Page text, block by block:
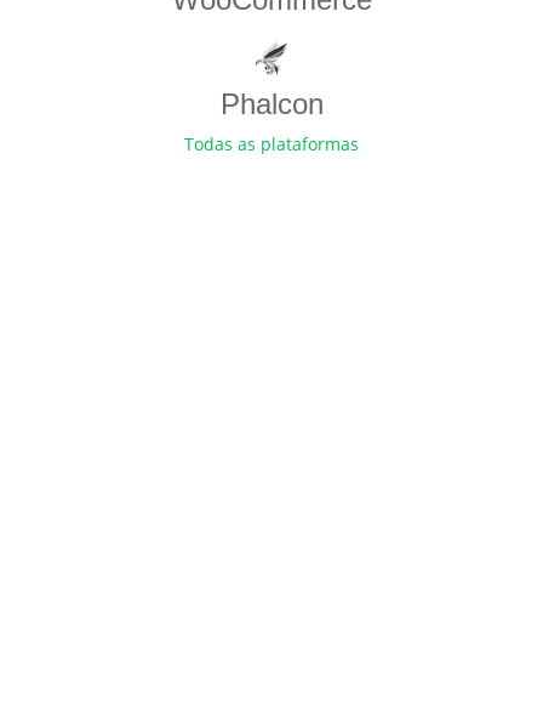
Phalcon
Todas as plataformas